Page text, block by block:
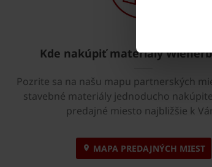
Kde nakúpiť materiály
Pozrite sa na našu mapu partnerských
stavebné materiály jednoducho
predajné miesto najbližšie k
MAPA PREDAJNÝCH MIEST